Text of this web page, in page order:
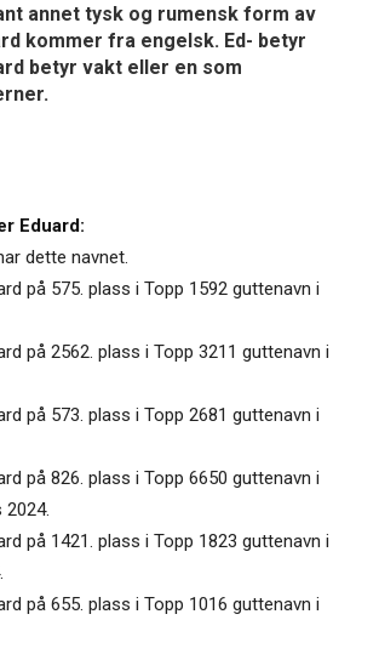
annet tysk og rumensk form av
kommer fra engelsk. Ed- betyr
betyr vakt eller en som
Eduard:
dette navnet.
på 575. plass i Topp 1592 guttenavn i
på 2562. plass i Topp 3211 guttenavn i
på 573. plass i Topp 2681 guttenavn i
på 826. plass i Topp 6650 guttenavn i
2024.
på 1421. plass i Topp 1823 guttenavn i
på 655. plass i Topp 1016 guttenavn i